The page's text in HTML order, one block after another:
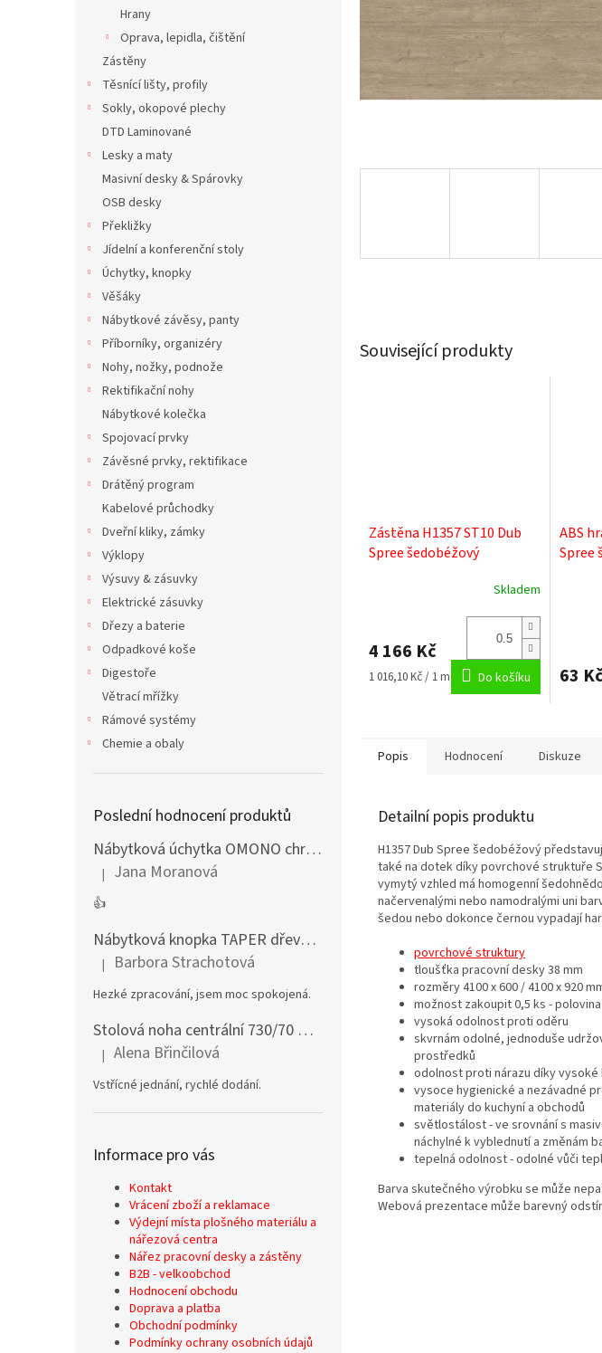
Hrany
Oprava, lepidla, čištění
Zástěny
Těsnící lišty, profily
Sokly, okopové plechy
DTD Laminované
Lesky a maty
Masivní desky & Spárovky
OSB desky
Překližky
Jídelní a konferenční stoly
Úchytky, knopky
Věšáky
Nábytkové závěsy, panty
Příborníky, organizéry
Nohy, nožky, podnože
Rektifikační nohy
Nábytkové kolečka
Spojovací prvky
Závěsné prvky, rektifikace
Drátěný program
Kabelové průchodky
Dveřní kliky, zámky
Výklopy
Výsuvy & zásuvky
Elektrické zásuvky
Dřezy a baterie
Odpadkové koše
Digestoře
Větrací mřížky
Rámové systémy
Chemie a obaly
Poslední hodnocení produktů
Nábytková úchytka OMONO chrom lesklý
Hodnocení produktu je 5 z 5 hvězdiček.
| Jana Moranová
👍
Nábytková knopka TAPER dřevěná dub lakovaný
Hodnocení produktu je 5 z 5 hvězdiček.
| Barbora Strachotová
Hezké zpracování, jsem moc spokojená.
Stolová noha centrální 730/70 mm stříbrná
Hodnocení produktu je 5 z 5 hvězdiček.
| Alena Břinčilová
Vstřícné jednání, rychlé dodání.
Informace pro vás
Kontakt
Vrácení zboží a reklamace
Výdejní místa plošného materiálu a
nářezová centra
Nářez pracovní desky a zástěny
B2B - velkoobchod
Hodnocení obchodu
Doprava a platba
Obchodní podmínky
Podmínky ochrany osobních údajů
Související produkty
Zástěna H1357 ST10 Dub
Spree šedobéžový
Skladem
4 166 Kč
Měrná
1 016,10 Kč / 1 m Do košíku
ABS
Spree
63
Popis Hodnocení Diskuze
Detailní popis produktu
H1357 Dub Spree šedobéžový
také na dotek díky povrchové struktuře
vymytý vzhled má homogenní
načervenalými nebo namodralými uni
šedou nebo dokonce černou vypadají
povrchové struktury
tloušťka pracovní desky 38 mm
rozměry 4100 x 600 / 4100 x 920
možnost zakoupit 0,5 ks -
vysoká odolnost proti oděru
skvrnám odolné, jednoduše
prostředků
odolnost proti nárazu díky
vysoce hygienické a nezávadné
materiály do kuchyní a obchodů
světlostálost - ve srovnání s
náchylné k vyblednutí a změnám
tepelná odolnost - odolné vůči
Barva skutečného výrobku se může
Webová prezentace může barevný